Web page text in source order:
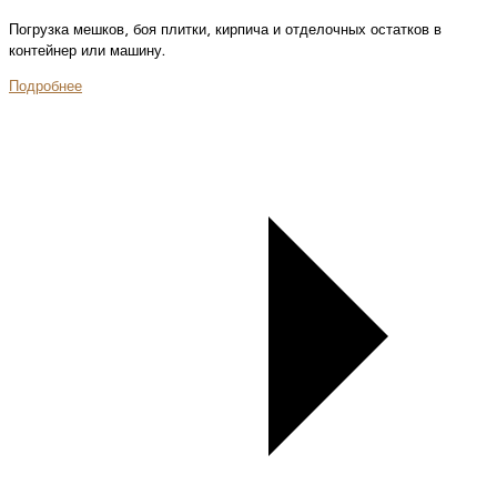
Погрузка мешков, боя плитки, кирпича и отделочных остатков в
контейнер или машину.
Подробнее